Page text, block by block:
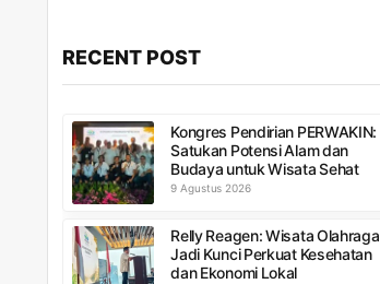
RECENT POST
Kongres Pendirian PERWAKIN:
Satukan Potensi Alam dan
Budaya untuk Wisata Sehat
9 Agustus 2026
Relly Reagen: Wisata Olahraga
Jadi Kunci Perkuat Kesehatan
dan Ekonomi Lokal